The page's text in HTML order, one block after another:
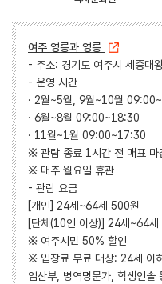
여주 영릉과 영릉
- 주소: 경기도 여주시 세종대
- 운영 시간
· 2월~5월, 9월~10월
· 6월~8월 09:00~18:30
· 11월~1월 09:00~17:30
※ 관람 종료 1시간 전 매표 마
※ 매주 월요일 휴관
- 관람 요금
[개인] 24세~64세 500원
[단체(10인 이상)] 24세~64세
※ 여주시민 50% 할인
※ 입장료 무료 대상: 24세 이
임산부, 병역명문가, 학생인솔